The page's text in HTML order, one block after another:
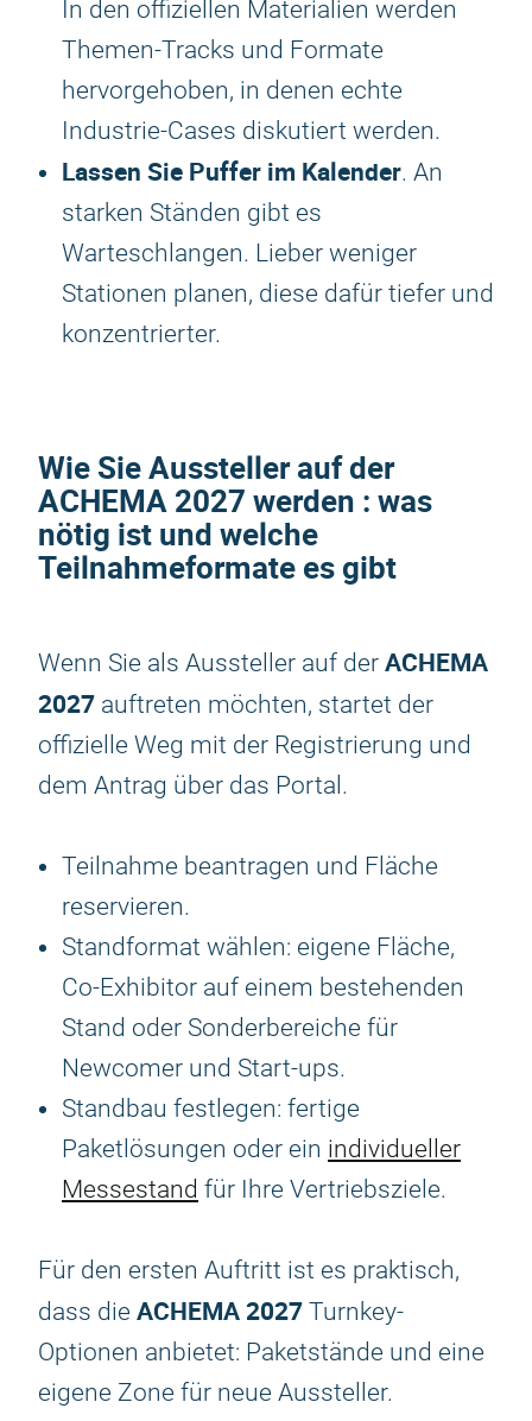
In den offiziellen Materialien werden
Themen-Tracks und Formate
hervorgehoben, in denen echte
Industrie-Cases diskutiert werden.
Lassen Sie Puffer im Kalender. An
starken Ständen gibt es
Warteschlangen. Lieber weniger
Stationen planen, diese dafür tiefer und
konzentrierter.
Wie Sie Aussteller auf der
ACHEMA 2027 werden : was
nötig ist und welche
Teilnahmeformate es gibt
Wenn Sie als Aussteller auf der ACHEMA
2027 auftreten möchten, startet der
offizielle Weg mit der Registrierung und
dem Antrag über das Portal.
Teilnahme beantragen und Fläche
reservieren.
Standformat wählen: eigene Fläche,
Co-Exhibitor auf einem bestehenden
Stand oder Sonderbereiche für
Newcomer und Start-ups.
Standbau festlegen: fertige
Paketlösungen oder ein individueller
Messestand für Ihre Vertriebsziele.
Für den ersten Auftritt ist es praktisch,
dass die ACHEMA 2027 Turnkey-
Optionen anbietet: Paketstände und eine
eigene Zone für neue Aussteller.